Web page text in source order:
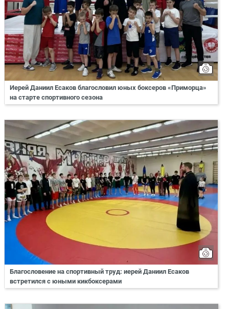
Иерей Даниил Есаков благословил юных боксеров «Приморца»
на старте спортивного сезона
Благословение на спортивный труд: иерей Даниил Есаков
встретился с юными кикбоксерами